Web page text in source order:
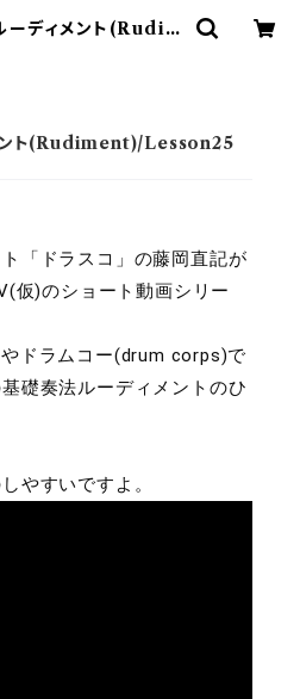
ディメント(Rudim
ント(Rudiment)/Lesson25
「ドラスコ」の藤岡直記が
仮)のショート動画シリー
ドラムコー(drum corps)で
礎奏法ルーディメントのひ
やすいですよ。